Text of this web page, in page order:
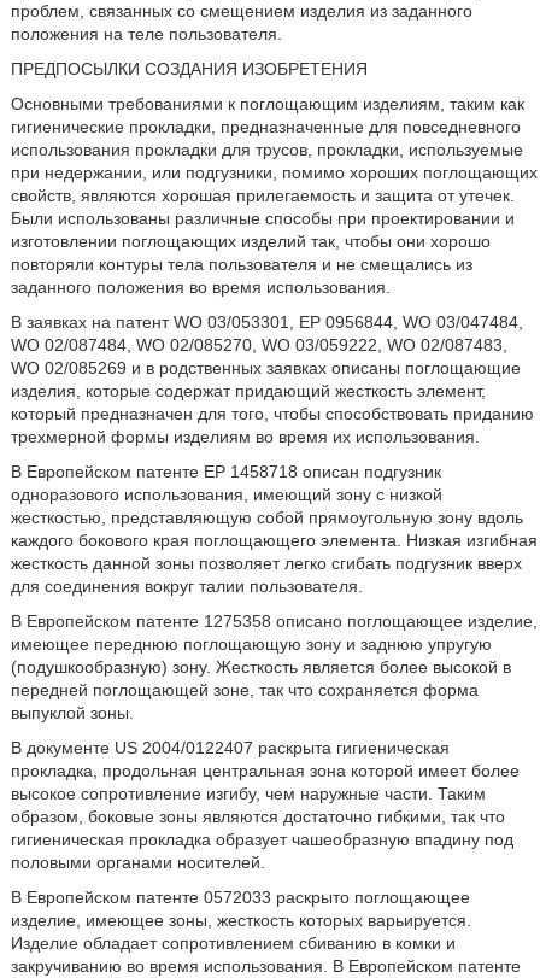
проблем, связанных со смещением изделия из заданного
положения на теле пользователя.
ПРЕДПОСЫЛКИ СОЗДАНИЯ ИЗОБРЕТЕНИЯ
Основными требованиями к поглощающим изделиям, таким как
гигиенические прокладки, предназначенные для повседневного
использования прокладки для трусов, прокладки, используемые
при недержании, или подгузники, помимо хороших поглощающих
свойств, являются хорошая прилегаемость и защита от утечек.
Были использованы различные способы при проектировании и
изготовлении поглощающих изделий так, чтобы они хорошо
повторяли контуры тела пользователя и не смещались из
заданного положения во время использования.
В заявках на патент WO 03/053301, ЕР 0956844, WO 03/047484,
WO 02/087484, WO 02/085270, WO 03/059222, WO 02/087483,
WO 02/085269 и в родственных заявках описаны поглощающие
изделия, которые содержат придающий жесткость элемент,
который предназначен для того, чтобы способствовать приданию
трехмерной формы изделиям во время их использования.
В Европейском патенте ЕР 1458718 описан подгузник
одноразового использования, имеющий зону с низкой
жесткостью, представляющую собой прямоугольную зону вдоль
каждого бокового края поглощающего элемента. Низкая изгибная
жесткость данной зоны позволяет легко сгибать подгузник вверх
для соединения вокруг талии пользователя.
В Европейском патенте 1275358 описано поглощающее изделие,
имеющее переднюю поглощающую зону и заднюю упругую
(подушкообразную) зону. Жесткость является более высокой в
передней поглощающей зоне, так что сохраняется форма
выпуклой зоны.
В документе US 2004/0122407 раскрыта гигиеническая
прокладка, продольная центральная зона которой имеет более
высокое сопротивление изгибу, чем наружные части. Таким
образом, боковые зоны являются достаточно гибкими, так что
гигиеническая прокладка образует чашеобразную впадину под
половыми органами носителей.
В Европейском патенте 0572033 раскрыто поглощающее
изделие, имеющее зоны, жесткость которых варьируется.
Изделие обладает сопротивлением сбиванию в комки и
закручиванию во время использования. В Европейском патенте